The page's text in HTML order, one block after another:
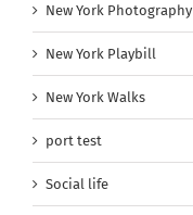
New York Photography
New York Playbill
New York Walks
port test
Social life